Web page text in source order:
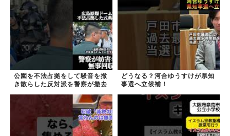
公園を不法占拠をして騒音を撒
き散らした反対派を警察が撤去
どうなる？河合ゆうすけが県知
事選へ立候補！